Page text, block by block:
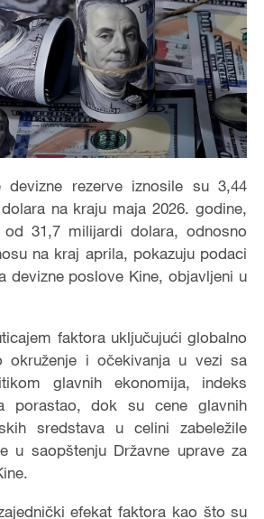
devizne rezerve iznosile su 3,44
na kraju maja 2026. godine,
31,7 milijardi dolara, odnosno
na kraj aprila, pokazuju podaci
devizne poslove Kine, objavljeni u
faktora uključujući globalno
okruženje i očekivanja u vezi sa
glavnih ekonomija, indeks
porastao, dok su cene glavnih
sredstava u celini zabeležile
u saopštenju Državne uprave za
efekat faktora kao što su